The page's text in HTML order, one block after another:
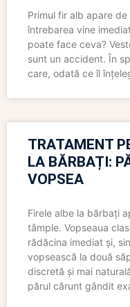
Primul fir alb apare
întrebarea vine
poate face ceva?
sunt un accident. În
care, odată ce îl
TRATAMENT
LA BĂRBAȚI:
VOPSEA
Firele albe la bărbați
tâmple. Vopseaua
rădăcina imediat și,
vopsească la două
discretă și mai
părul cărunt gândit